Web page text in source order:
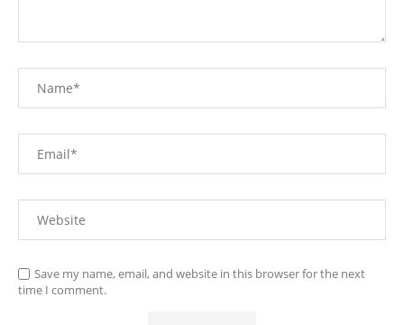
Save my name, email, and website in this browser for the next
time I comment.